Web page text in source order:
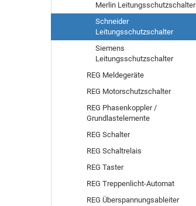
Merlin Leitungsschutzschalter
Schneider
Leitungsschutzschalter
Siemens
Leitungsschutzschalter
REG Meldegeräte
REG Motorschutzschalter
REG Phasenkoppler /
Grundlastelemente
REG Schalter
REG Schaltrelais
REG Taster
REG Treppenlicht-Automat
REG Überspannungsableiter